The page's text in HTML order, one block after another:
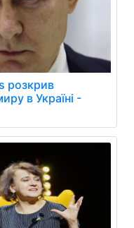
розкрив
в Україні -